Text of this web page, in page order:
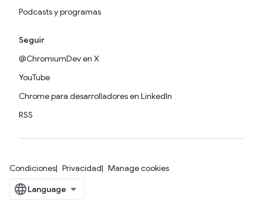
Podcasts y programas
Seguir
@ChromiumDev en X
YouTube
Chrome para desarrolladores en LinkedIn
RSS
Condiciones Privacidad Manage cookies